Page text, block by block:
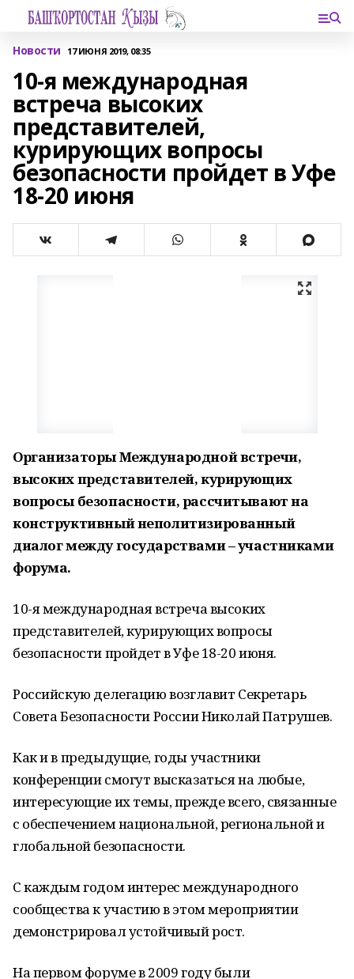
Новости 17 ИЮНЯ 2019, 08:35
10-я международная
встреча высоких
представителей,
курирующих вопросы
безопасности пройдет в Уфе
18-20 июня
Организаторы Международной встречи,
высоких представителей, курирующих
вопросы безопасности, рассчитывают на
конструктивный неполитизированный
диалог между государствами – участниками
форума.
10-я международная встреча высоких
представителей, курирующих вопросы
безопасности пройдет в Уфе 18-20 июня.
Российскую делегацию возглавит Секретарь
Совета Безопасности России Николай Патрушев.
Как и в предыдущие, годы участники
конференции смогут высказаться на любые,
интересующие их темы, прежде всего, связанные
с обеспечением национальной, региональной и
глобальной безопасности.
С каждым годом интерес международного
сообщества к участию в этом мероприятии
демонстрировал устойчивый рост.
На первом форуме в 2009 году были